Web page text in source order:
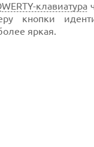
клавиатура
кнопки
яркая.